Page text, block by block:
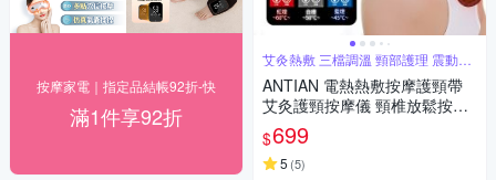
按摩家電｜指定品結帳92折-快
滿1件享92折
艾灸熱敷 三檔調溫 頸部護理 震動按
摩
ANTIAN 電熱熱敷按摩護頸帶
艾灸護頸按摩儀 頸椎放鬆按摩
器 護脖保暖神器
$699
5 (5)